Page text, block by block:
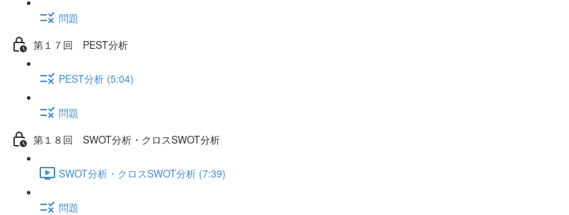
問題
第１７回 PEST分析
PEST分析 (5:04)
問題
第１８回 SWOT分析・クロスSWOT分析
SWOT分析・クロスSWOT分析 (7:39)
問題